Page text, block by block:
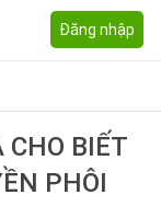
Đăng nhập
BIẾT
PHÔI